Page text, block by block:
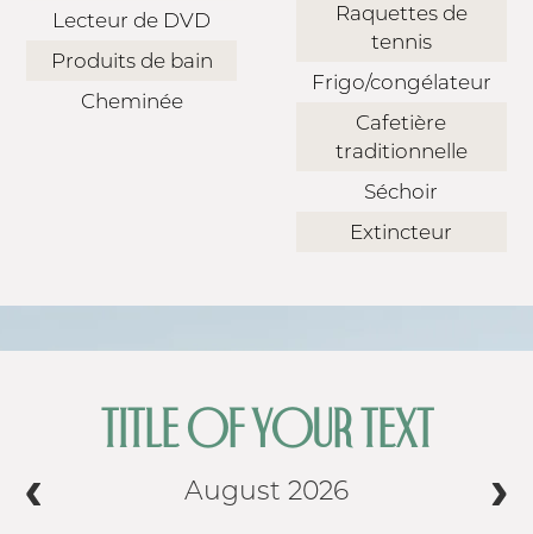
Lecteur de DVD
Produits de bain
Cheminée
Raquettes de
tennis
Frigo/congélateur
Cafetière
traditionnelle
Séchoir
Extincteur
TITLE OF YOUR TEXT
August 2026